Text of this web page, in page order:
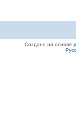
Создано на основе